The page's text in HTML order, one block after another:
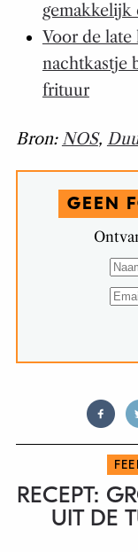
gemakkelijk
Voor de late
nachtkastje
frituur
Bron: NOS,
GEEN
RECEPT:
UIT DE